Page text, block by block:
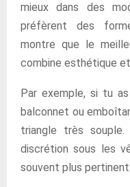
mieux dans des
préfèrent des
montre que le
combine esthétique
Par exemple, si tu
balconnet ou
triangle très
discrétion sous les
souvent plus